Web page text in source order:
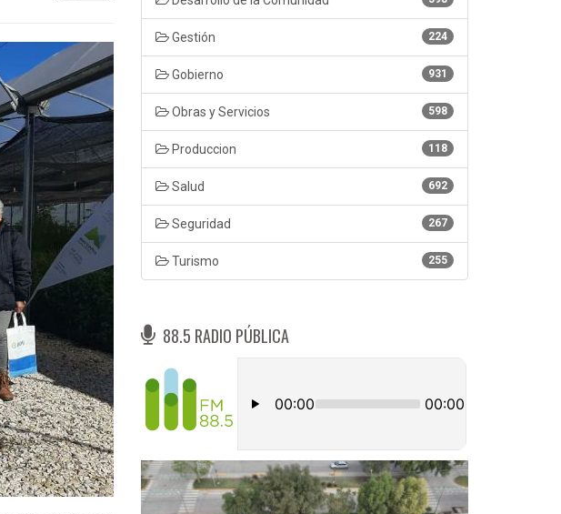
224
Gestión
931
Gobierno
598
Obras y Servicios
118
Produccion
692
Salud
267
Seguridad
255
Turismo
88.5 RADIO PÚBLICA